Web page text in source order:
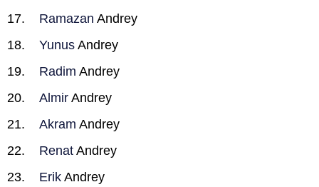
Ramazan Andrey
Yunus Andrey
Radim Andrey
Almir Andrey
Akram Andrey
Renat Andrey
Erik Andrey